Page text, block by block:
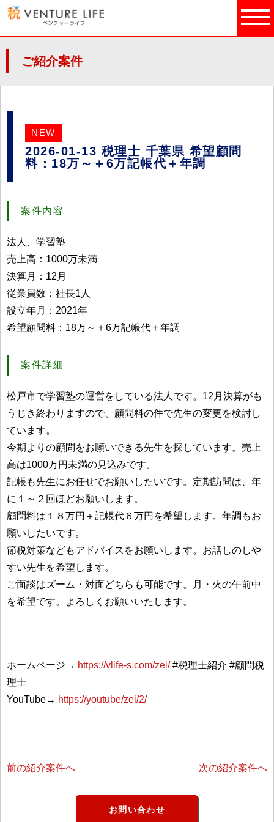
ご紹介案件
NEW
2026-01-13 税理士 千葉県 希望顧問
料：18万～＋6万記帳代＋年調
案件内容
法人、学習塾
売上高：1000万未満
決算月：12月
従業員数：社長1人
設立年月：2021年
希望顧問料：18万～＋6万記帳代＋年調
案件詳細
松戸市で学習塾の運営をしている法人です。12月決算がも
うじき終わりますので、顧問料の件で先生の変更を検討し
ています。
今期よりの顧問をお願いできる先生を探しています。売上
高は1000万円未満の見込みです。
記帳も先生にお任せでお願いしたいです。定期訪問は、年
に１～２回ほどお願いします。
顧問料は１８万円＋記帳代６万円を希望します。年調もお
願いしたいです。
節税対策などもアドバイスをお願いします。お話しのしや
すい先生を希望します。
ご面談はズーム・対面どちらも可能です。月・火の午前中
を希望です。よろしくお願いいたします。
ホームページ→ https://vlife-s.com/zei/#税理士紹介 #顧問税
理士
YouTube→ https://youtube/zei/2/
前の紹介案件へ 次の紹介案件へ
お問い合わせ